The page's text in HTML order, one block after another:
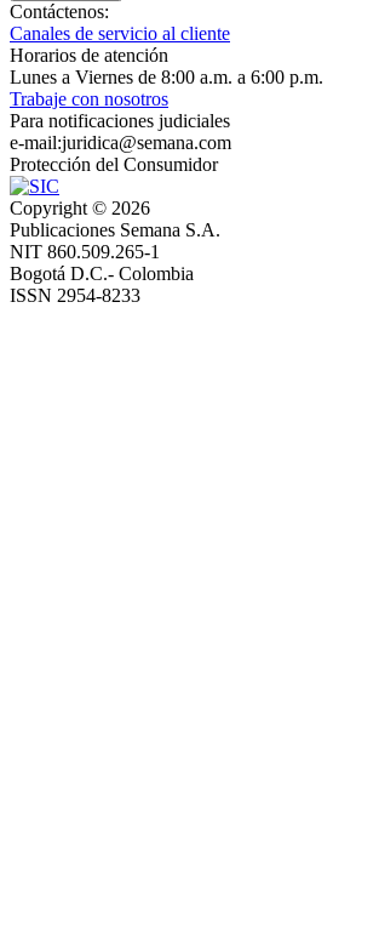
Contáctenos:
Canales de servicio al cliente
Horarios de atención
Lunes a Viernes de 8:00 a.m. a 6:00 p.m.
Trabaje con nosotros
Para notificaciones judiciales
e-mail:juridica@semana.com
Protección del Consumidor
Copyright © 2026
Publicaciones Semana S.A.
NIT 860.509.265-1
Bogotá D.C.- Colombia
ISSN 2954-8233